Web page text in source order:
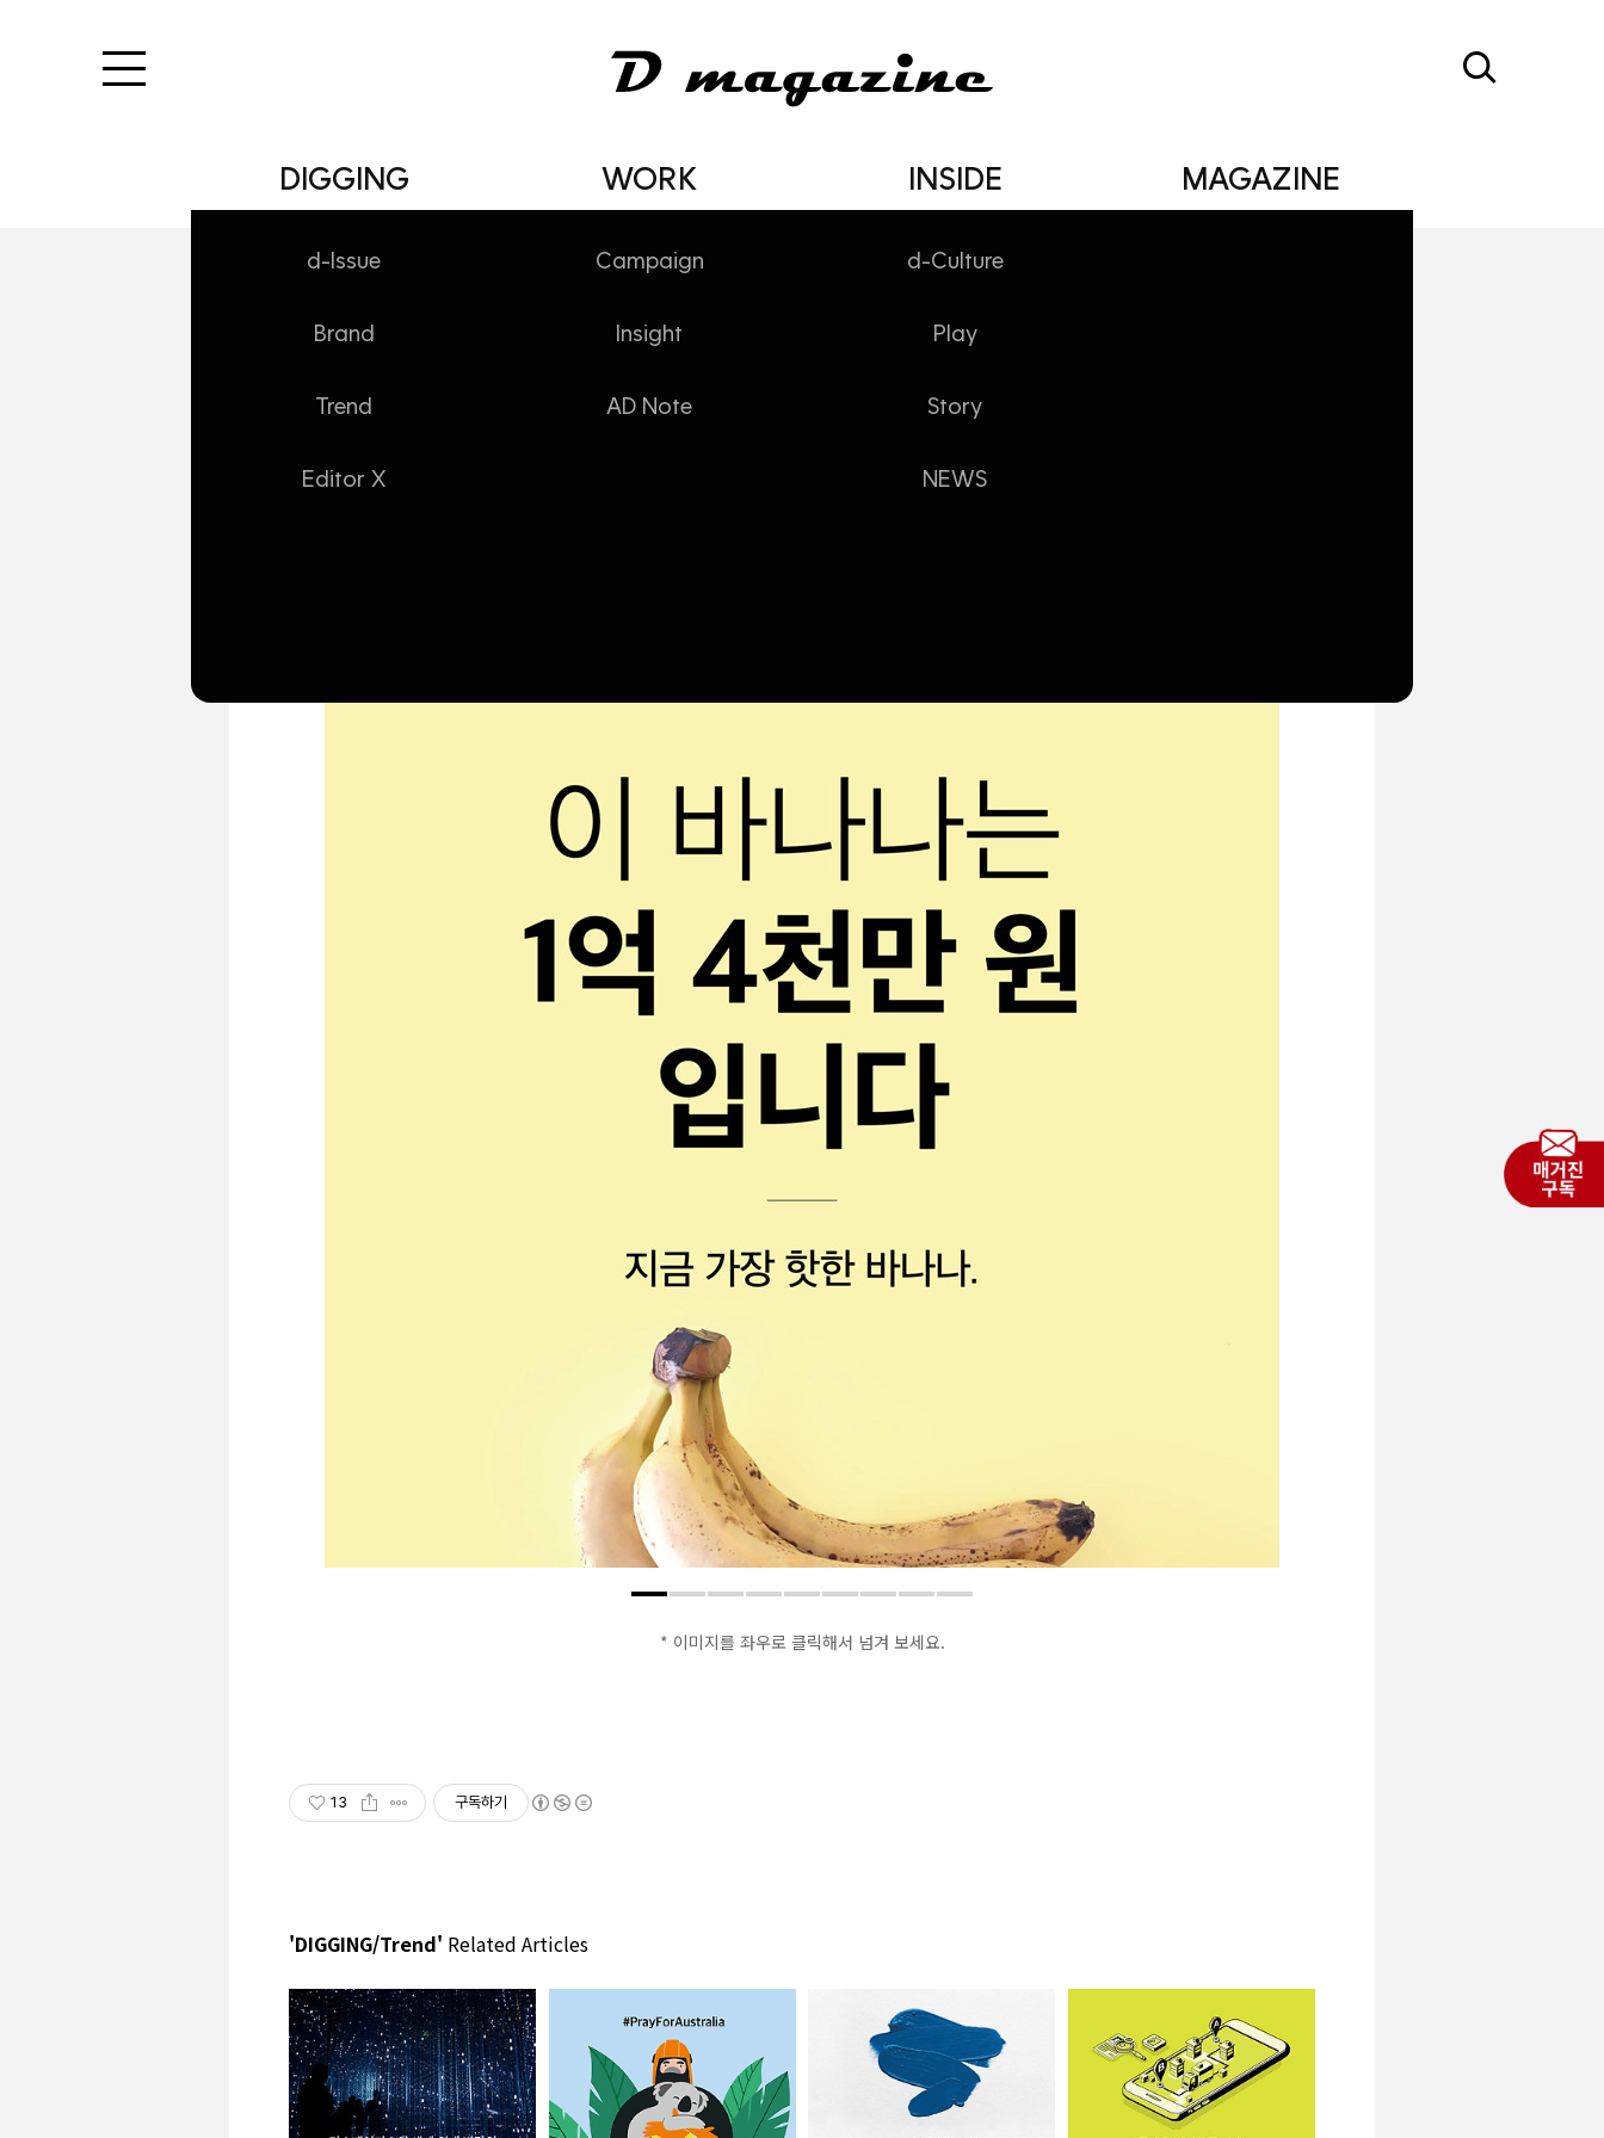
DIGGING
d-Issue
Brand
Trend
Editor X
WORK
Campaign
Insight
AD Note
INSIDE
d-Culture
Play
Story
NEWS
MAGAZINE
DIGGING/Trend
이 바나나는 1억 4천만 원입니다
* 이미지를 좌우로 클릭해서 넘겨 보세요.
13 구독하기
'DIGGING/Trend' Related Articles